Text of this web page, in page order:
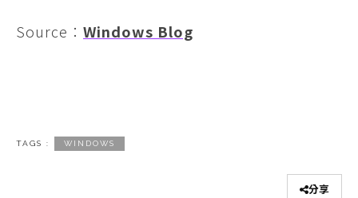
Source： Windows Blog
TAGS : WINDOWS
分享